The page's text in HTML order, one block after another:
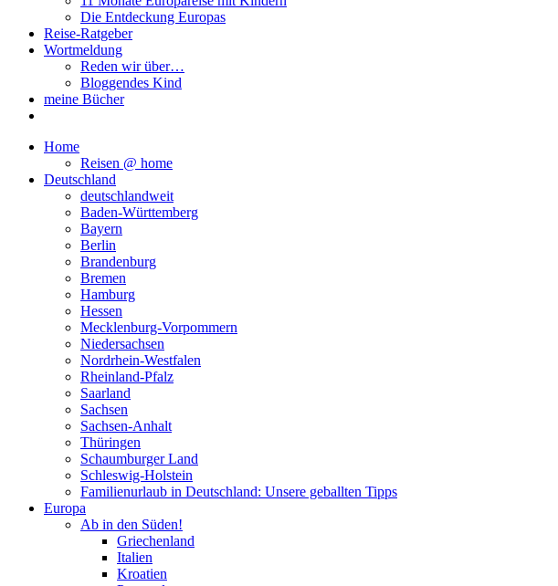
Die Entdeckung Europas
Reise-Ratgeber
Wortmeldung
Reden wir über…
Bloggendes Kind
meine Bücher
Home
Reisen @ home
Deutschland
deutschlandweit
Baden-Württemberg
Bayern
Berlin
Brandenburg
Bremen
Hamburg
Hessen
Mecklenburg-Vorpommern
Niedersachsen
Nordrhein-Westfalen
Rheinland-Pfalz
Saarland
Sachsen
Sachsen-Anhalt
Thüringen
Schaumburger Land
Schleswig-Holstein
Familienurlaub in Deutschland: Unsere geballten Tipps
Europa
Ab in den Süden!
Griechenland
Italien
Kroatien